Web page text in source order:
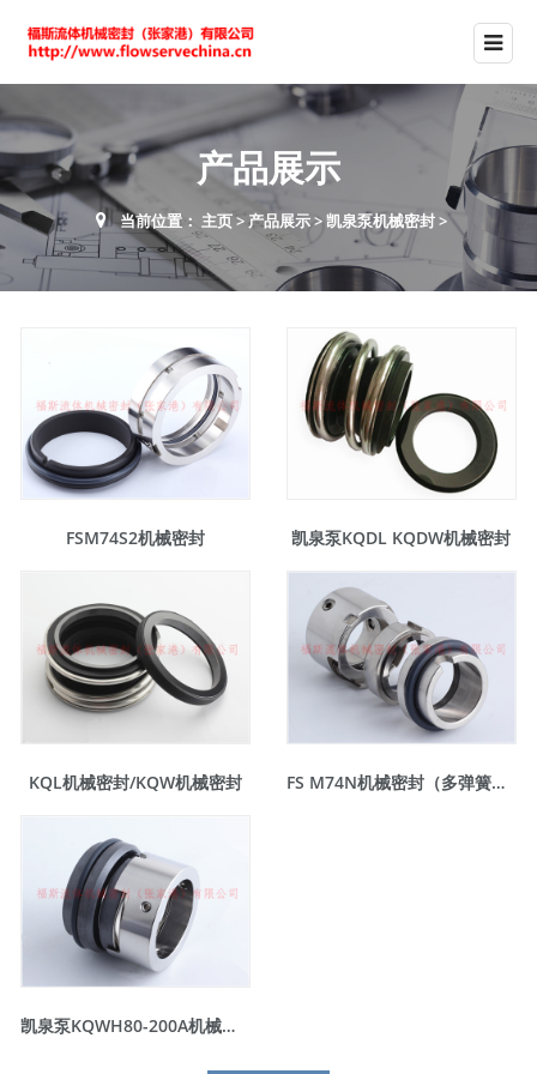
产品展示
当前位置： 主页>产品展示>凯泉泵机械密封>
FSM74S2机械密封 凯泉泵KQDL KQDW机械密封
KQL机械密封/KQW机械密封 FS M74N机械密封（多弹簧结构）
凯泉泵KQWH80-200A机械密封件